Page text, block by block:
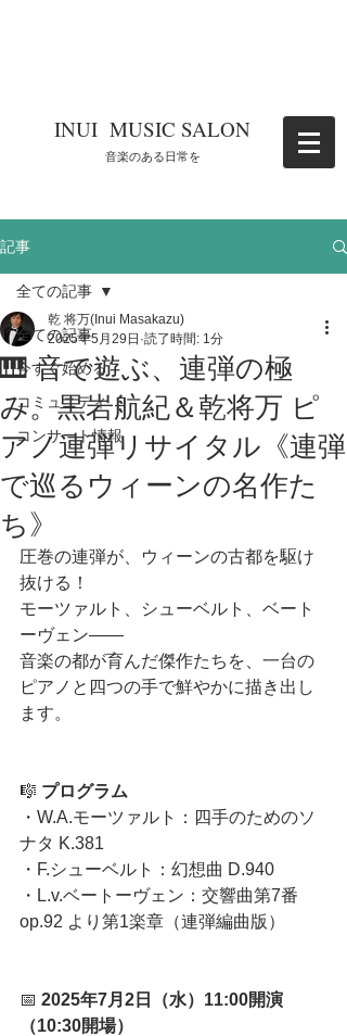
​INUI MUSIC SALON
​音楽のある日常を
記事
全ての記事
今すぐ始める
コミュニティ
コンサート情報
全ての記事
🎹 音で遊ぶ、連弾の極
み。黒岩航紀＆乾将万 ピ
アノ連弾リサイタル《連弾
で巡るウィーンの名作た
ち》
乾 将万(Inui Masakazu)
2025年5月29日 読了時間: 1分
圧巻の連弾が、ウィーンの古都を駆け
抜ける！
モーツァルト、シューベルト、ベート
ーヴェン——
音楽の都が育んだ傑作たちを、一台の
ピアノと四つの手で鮮やかに描き出し
ます。
🎼 プログラム
・W.A.モーツァルト：四手のためのソ
ナタ K.381
・F.シューベルト：幻想曲 D.940
・L.v.ベートーヴェン：交響曲第7番
op.92 より第1楽章（連弾編曲版）
📅 2025年7月2日（水）11:00開演
（10:30開場）